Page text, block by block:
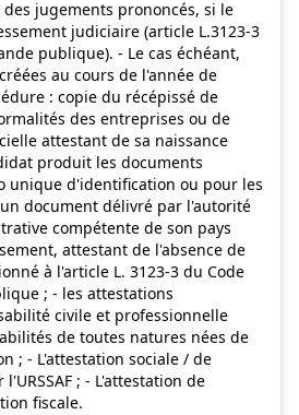
jugements prononcés, si le
judiciaire (article L.3123-3
publique). - Le cas échéant,
au cours de l'année de
: copie du récépissé de
des entreprises ou de
attestant de sa naissance
produit les documents
unique d'identification ou pour les
document délivré par l'autorité
compétente de son pays
attestant de l'absence de
à l'article L. 3123-3 du Code
; - les attestations
civile et professionnelle
de toutes natures nées de
; - L'attestation sociale / de
; - L'attestation de
fiscale.